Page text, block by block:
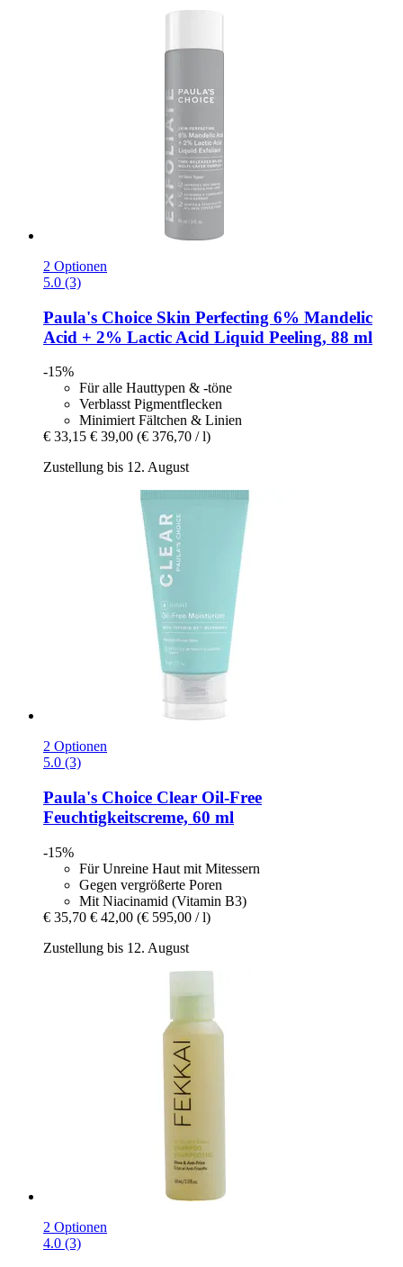
2 Optionen
5.0 (3)
Paula's Choice Skin Perfecting 6% Mandelic
Acid + 2% Lactic Acid Liquid Peeling, 88 ml
-15%
Für alle Hauttypen & -töne
Verblasst Pigmentflecken
Minimiert Fältchen & Linien
€ 33,15 € 39,00 (€ 376,70 / l)
Zustellung bis 12. August
2 Optionen
5.0 (3)
Paula's Choice Clear Oil-​Free
Feuchtigkeitscreme, 60 ml
-15%
Für Unreine Haut mit Mitessern
Gegen vergrößerte Poren
Mit Niacinamid (Vitamin B3)
€ 35,70 € 42,00 (€ 595,00 / l)
Zustellung bis 12. August
2 Optionen
4.0 (3)